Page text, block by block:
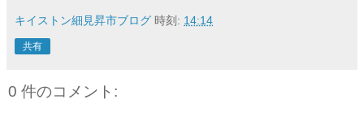
キイストン細見昇市ブログ 時刻: 14:14
共有
0 件のコメント: